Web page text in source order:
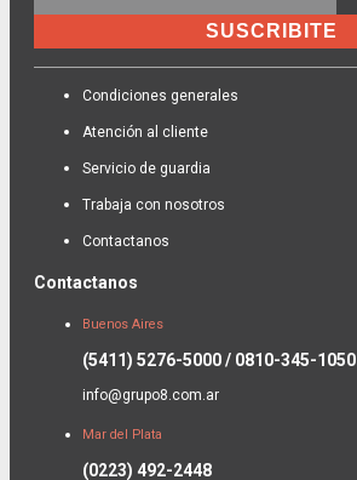
SUSCRIBITE
Condiciones generales
Atención al cliente
Servicio de guardia
Trabaja con nosotros
Contactanos
Contactanos
Buenos Aires
(5411) 5276-5000 / 0810-345-1050
info@grupo8.com.ar
Mar del Plata
(0223) 492-2448